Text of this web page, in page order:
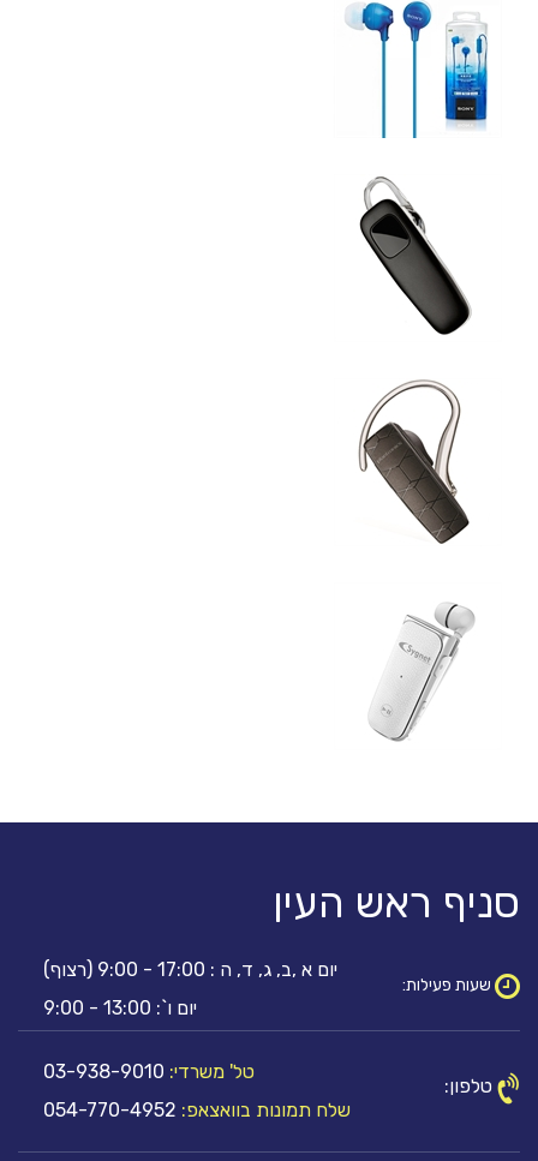
סניף ראש העין
שעות פעילות:
יום א ,ב, ג, ד, ה : 17:00 - 9:00 (רצוף)
יום ו`: 13:00 - 9:00
טלפון:
טל' משרדי: 03-938-9010
שלח תמונות בוואצאפ: 054-770-4952